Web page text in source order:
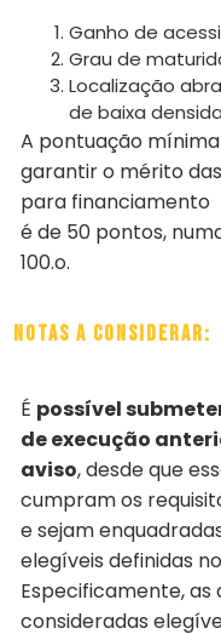
Ganho de
Grau de
Localização
de baixa
A pontuação
garantir o mérito
para financiamento
é de 50 pontos,
100.o.
Notas a considerar:
É possível
de execução
aviso, desde que
cumpram os
e sejam
elegíveis definidas
Especificamente, as
consideradas